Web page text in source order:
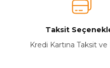
Taksit
Kredi Kartına Taksit ve